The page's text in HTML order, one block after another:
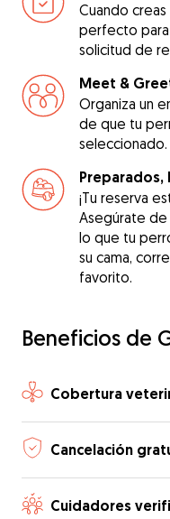
Cuando
perfecto para
solicitud de
Meet &
Organiza un
de que tu
seleccionado.
Preparados,
¡Tu reserva
Asegúrate
lo que tu
su cama,
favorito.
Beneficios de
Cobertura
Cancelación
Cuidadores